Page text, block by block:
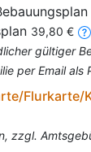
39,80 €
gültiger
per Email als
Flurkarte/
zzgl.